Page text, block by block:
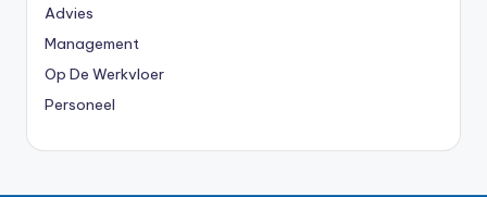
Advies
Management
Op De Werkvloer
Personeel